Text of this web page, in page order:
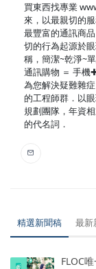
買東西找專業
來，以最親切的
最豐富的通訊商
切的行為起源於
稱，簡潔~乾淨~
通訊購物 ＝ 手機
為您解決疑難雜
的工程師群．以
規劃團隊，年資
的代名詞．
精選新聞稿 最新
FLOC